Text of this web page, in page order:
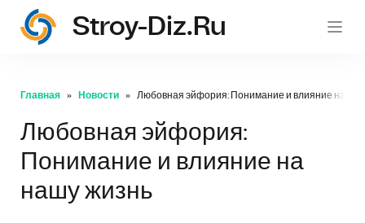
Stroy-Diz.ru
Главная Новости Любовная эйфория: Понимание и влияние на
Любовная эйфория:
Понимание и влияние на
нашу жизнь